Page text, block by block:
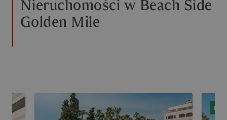
Nieruchomości w Beach Side
Golden Mile
NA